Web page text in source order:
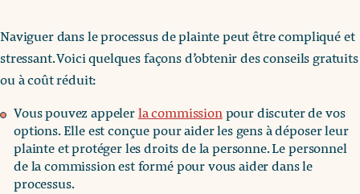
Naviguer dans le processus de plainte peut être compliqué et
stressant. Voici quelques façons d’obtenir des conseils gratuits
ou à coût réduit:
Vous pouvez appelerla commissionpour discuter de vos
options. Elle est conçue pour aider les gens à déposer leur
plainte et protéger les droits de la personne. Le personnel
de la commission est formé pour vous aider dans le
processus.